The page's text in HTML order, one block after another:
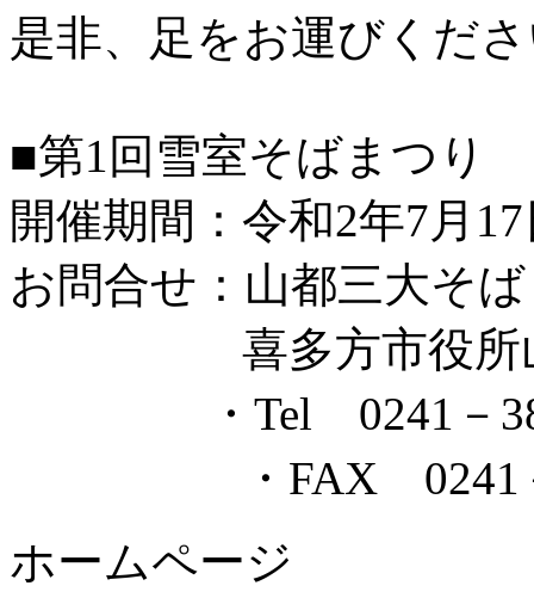
是非、足をお運びくだ
■第1回雪室そばまつり
開催期間：令和2年7月
お問合せ：山都三大そ
喜多方市役所山都
・Tel 0241－38
・FAX 0241－
ホームページ